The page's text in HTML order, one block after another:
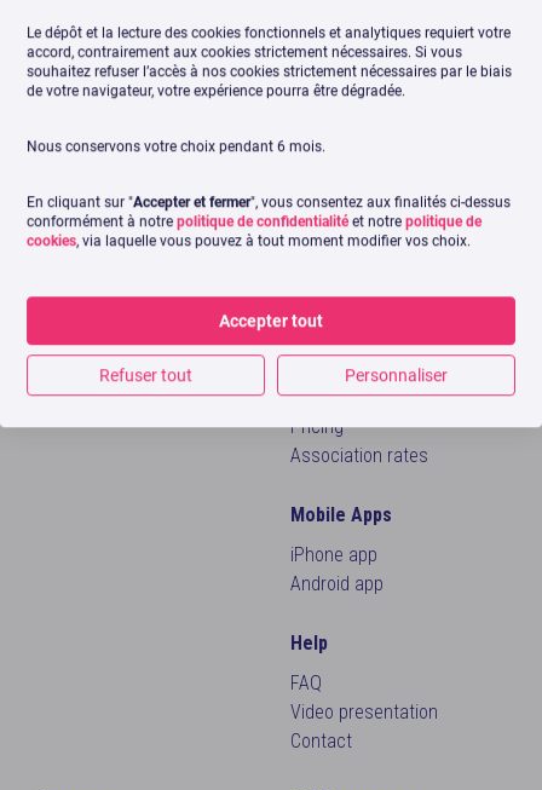
Registration in seconds. No credit card required.
Company
Press
Affiliation and sponsorship
Monitoring Dashboard
Scheduling
Analysis
Swello Pixel
Discover all our features
Pricing
Association rates
Mobile Apps
iPhone app
Android app
Help
FAQ
Video presentation
Contact
Le dépôt et la lecture des cookies fonctionnels et analytiques requiert votre
accord, contrairement aux cookies strictement nécessaires. Si vous
souhaitez refuser l’accès à nos cookies strictement nécessaires par le biais
de votre navigateur, votre expérience pourra être dégradée.
Nous conservons votre choix pendant 6 mois.
En cliquant sur "Accepter et fermer", vous consentez aux finalités ci-dessus
conformément à notre politique de confidentialitéet notre politique de
cookies, via laquelle vous pouvez à tout moment modifier vos choix.
Accepter tout
Refuser tout Personnaliser